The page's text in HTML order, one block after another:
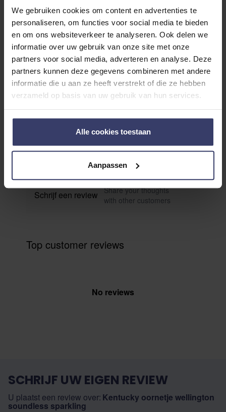
We gebruiken cookies om content en advertenties te
personaliseren, om functies voor social media te bieden
en om ons websiteverkeer te analyseren. Ook delen we
informatie over uw gebruik van onze site met onze
partners voor social media, adverteren en analyse. Deze
partners kunnen deze gegevens combineren met andere
informatie die u aan ze heeft verstrekt of die ze hebben
verzameld op basis van uw gebruik van hun services.
Alle cookies toestaan
Aanpassen
Klantenreviews
0 0 reviews
Schrijf een review
Share your thoughts
with other customers
Top customer reviews
No reviews
SCHRIJF UW EIGEN REVIEW
U plaatst een review over: Kentucky oornetje wellington
soundless sparkling